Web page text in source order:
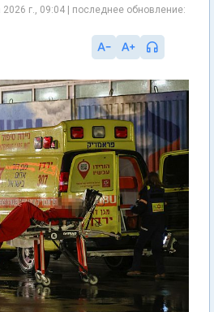
г., 09:04 | последнее обновление: